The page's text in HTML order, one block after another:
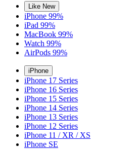
Like New
iPhone 99%
iPad 99%
MacBook 99%
Watch 99%
AirPods 99%
iPhone
iPhone 17 Series
iPhone 16 Series
iPhone 15 Series
iPhone 14 Series
iPhone 13 Series
iPhone 12 Series
iPhone 11 / XR / XS
iPhone SE